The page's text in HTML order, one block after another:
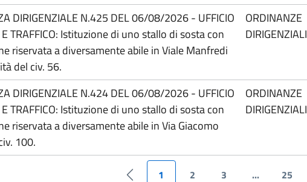
DIRIGENZIALE N.425 DEL 06/08/2026 - UFFICIO
E TRAFFICO: Istituzione di uno stallo di sosta con
riservata a diversamente abile in Viale Manfredi
del civ. 56.
ORDINANZE
DIRIGENZIALI
DIRIGENZIALE N.424 DEL 06/08/2026 - UFFICIO
E TRAFFICO: Istituzione di uno stallo di sosta con
riservata a diversamente abile in Via Giacomo
100.
ORDINANZE
DIRIGENZIALI
1 2 3 ... 25